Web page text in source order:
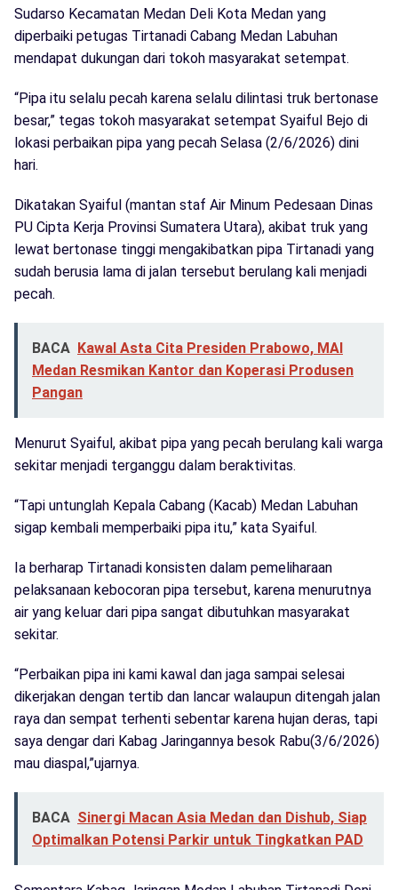
Sudarso Kecamatan Medan Deli Kota Medan yang
diperbaiki petugas Tirtanadi Cabang Medan Labuhan
mendapat dukungan dari tokoh masyarakat setempat.
“Pipa itu selalu pecah karena selalu dilintasi truk bertonase
besar,” tegas tokoh masyarakat setempat Syaiful Bejo di
lokasi perbaikan pipa yang pecah Selasa (2/6/2026) dini
hari.
Dikatakan Syaiful (mantan staf Air Minum Pedesaan Dinas
PU Cipta Kerja Provinsi Sumatera Utara), akibat truk yang
lewat bertonase tinggi mengakibatkan pipa Tirtanadi yang
sudah berusia lama di jalan tersebut berulang kali menjadi
pecah.
BACA Kawal Asta Cita Presiden Prabowo, MAI
Medan Resmikan Kantor dan Koperasi Produsen
Pangan
Menurut Syaiful, akibat pipa yang pecah berulang kali warga
sekitar menjadi terganggu dalam beraktivitas.
“Tapi untunglah Kepala Cabang (Kacab) Medan Labuhan
sigap kembali memperbaiki pipa itu,” kata Syaiful.
Ia berharap Tirtanadi konsisten dalam pemeliharaan
pelaksanaan kebocoran pipa tersebut, karena menurutnya
air yang keluar dari pipa sangat dibutuhkan masyarakat
sekitar.
“Perbaikan pipa ini kami kawal dan jaga sampai selesai
dikerjakan dengan tertib dan lancar walaupun ditengah jalan
raya dan sempat terhenti sebentar karena hujan deras, tapi
saya dengar dari Kabag Jaringannya besok Rabu(3/6/2026)
mau diaspal,”ujarnya.
BACA Sinergi Macan Asia Medan dan Dishub, Siap
Optimalkan Potensi Parkir untuk Tingkatkan PAD